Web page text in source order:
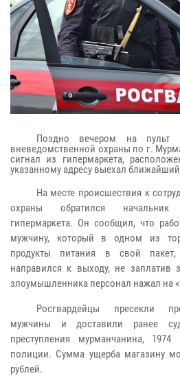
Поздно вечером на пульт
вневедомственной охраны по г.
сигнал из гипермаркета,
указанному адресу выехал
На месте происшествия к
охраны обратился начальник
гипермаркета. Он сообщил, что
мужчину, который в одном из
продукты питания в свой пакет,
направился к выходу, не заплатив
злоумышленника персонал нажал на
Росгвардейцы пресекли
мужчины и доставили ранее
преступления мурманчанина,
полиции. Сумма ущерба магазину
рублей.